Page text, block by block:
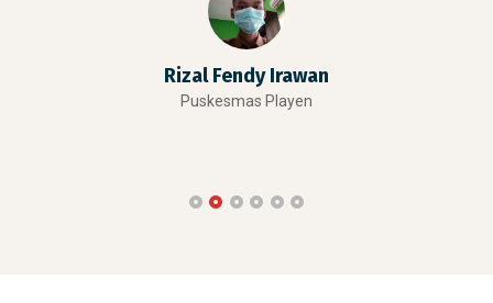
Rizal Fendy Irawan
Puskesmas Playen